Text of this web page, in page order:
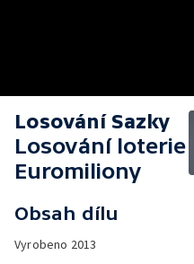
Losování Sazky
Losování loterie
Euromiliony
Obsah dílu
Vyrobeno 2013